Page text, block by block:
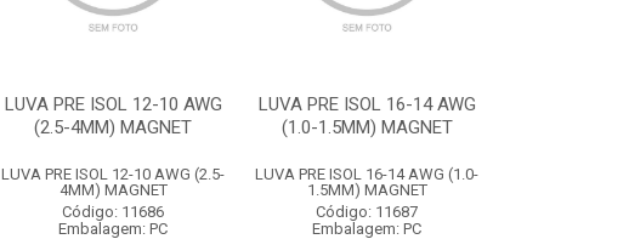
LUVA PRE ISOL 12-10 AWG
(2.5-4MM) MAGNET
LUVA PRE ISOL 12-10 AWG (2.5-
4MM) MAGNET
Código: 11686
Embalagem: PC
LUVA PRE ISOL 16-14 AWG
(1.0-1.5MM) MAGNET
LUVA PRE ISOL 16-14 AWG (1.0-
1.5MM) MAGNET
Código: 11687
Embalagem: PC